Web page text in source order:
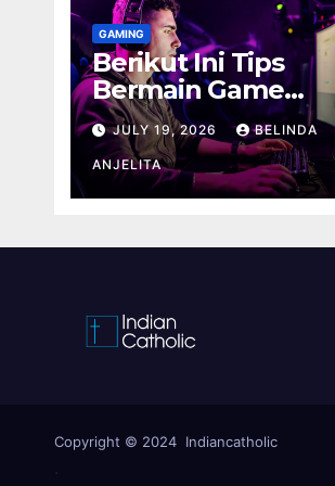
GAMING
Berikut Ini Tips
Bermain Game
Lebih Fokus Tanpa
Cepat Buyar
JULY 19, 2026 BELINDA
ANJELITA
Copyright © 2024 Indiancatholic